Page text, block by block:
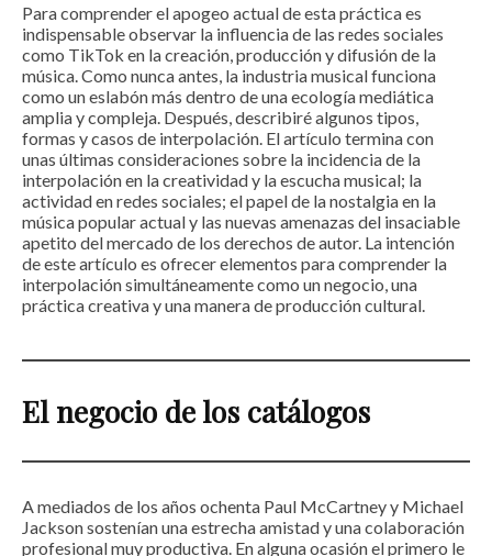
Para comprender el apogeo actual de esta práctica es
indispensable observar la influencia de las redes sociales
como TikTok en la creación, producción y difusión de la
música. Como nunca antes, la industria musical funciona
como un eslabón más dentro de una ecología mediática
amplia y compleja. Después, describiré algunos tipos,
formas y casos de interpolación. El artículo termina con
unas últimas consideraciones sobre la incidencia de la
interpolación en la creatividad y la escucha musical; la
actividad en redes sociales; el papel de la nostalgia en la
música popular actual y las nuevas amenazas del insaciable
apetito del mercado de los derechos de autor. La intención
de este artículo es ofrecer elementos para comprender la
interpolación simultáneamente como un negocio, una
práctica creativa y una manera de producción cultural.
El negocio de los catálogos
A mediados de los años ochenta Paul McCartney y Michael
Jackson sostenían una estrecha amistad y una colaboración
profesional muy productiva. En alguna ocasión el primero le